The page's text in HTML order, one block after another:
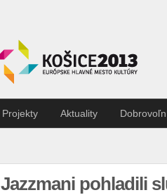
Projekty Aktuality
Jazzmani pohladili